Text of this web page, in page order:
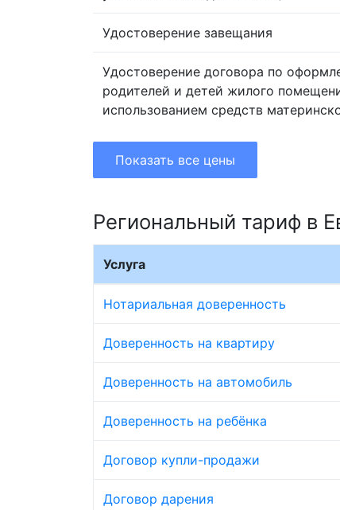
Удостоверение завещания
Удостоверение договора по
родителей и детей жилого
использованием средств
Показать все цены
Региональный тариф в
Услуга
Нотариальная доверенность
Доверенность на квартиру
Доверенность на автомобиль
Доверенность на ребёнка
Договор купли-продажи
Договор дарения